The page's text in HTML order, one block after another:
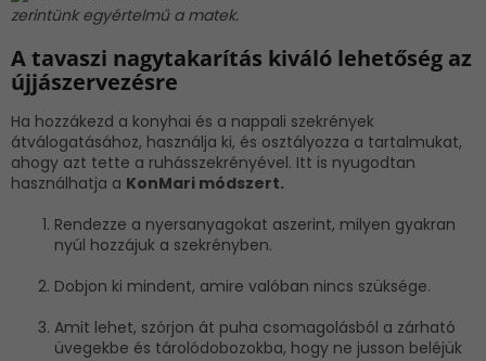
zerintünk egyértelmű a matek.
A tavaszi nagytakarítás kiváló lehetőség az
újjászervezésre
Ha hozzákezd a konyhai és a nappali szekrények
átválogatásához, használja ki, és osztályozza a tartalmukat,
ahogy azt tette a ruhásszekrényével. Itt is nyugodtan
használhatja a KonMari módszert.
Rendezze a nyersanyagokat aszerint, milyen gyakran
nyúl hozzájuk a szekrényben.
Dobjon ki mindent, amire valóban nincs szüksége.
Amit lehet, szórjon át puha csomagolásból a zárható
üvegekbe és tárolódobozokba, hogy ne jusson beléjük